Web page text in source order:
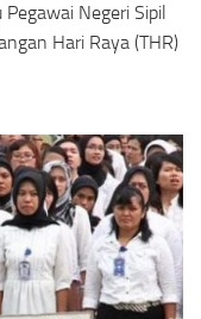
Negeri Sipil
Hari Raya (THR)